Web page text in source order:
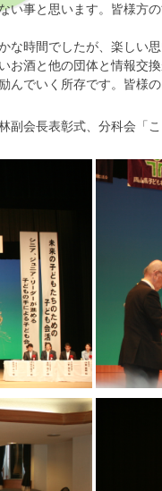
い事と思います。皆様方
時間でしたが、楽しい
酒と他の団体と情報交
んでいく所存です。皆様
副会長表彰式、分科会「